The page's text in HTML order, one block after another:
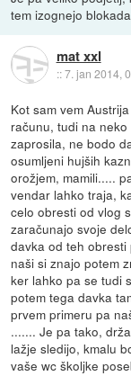
tem izognejo
mat xxl
::7. jan 2014,
Kot sam vem
računu, tudi na
zaprosila, ne bodo
osumljeni hujših
orožjem, mamili.....
vendar lahko traja,
celo obresti od vlog
zaračunajo svoje
davka od teh
naši si znajo potem
ker lahko pa se tudi
potem tega davka
prvem primeru pa
....... Je pa tako,
lažje sledijo, kmalu
vaše wc školjke